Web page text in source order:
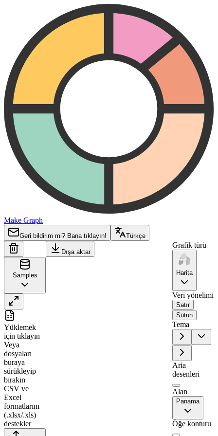
Make Graph
Geri bildirim mi? Bana tıklayın! Türkçe
Samples
Region
Kuna Yala
Panama
Coclé
1
2
3
4
5
6
7
8
Yüklemek
için tıklayın
Veya
dosyaları
buraya
sürükleyip
bırakın
CSV ve
Excel
formatlarını
(.xlsx/.xls)
destekler
Dışa aktar
Grafik türü
Harita
Veri yönelimi
Satır
Sütun
Tema
Aria
desenleri
Alan
Panama
Öğe konturu